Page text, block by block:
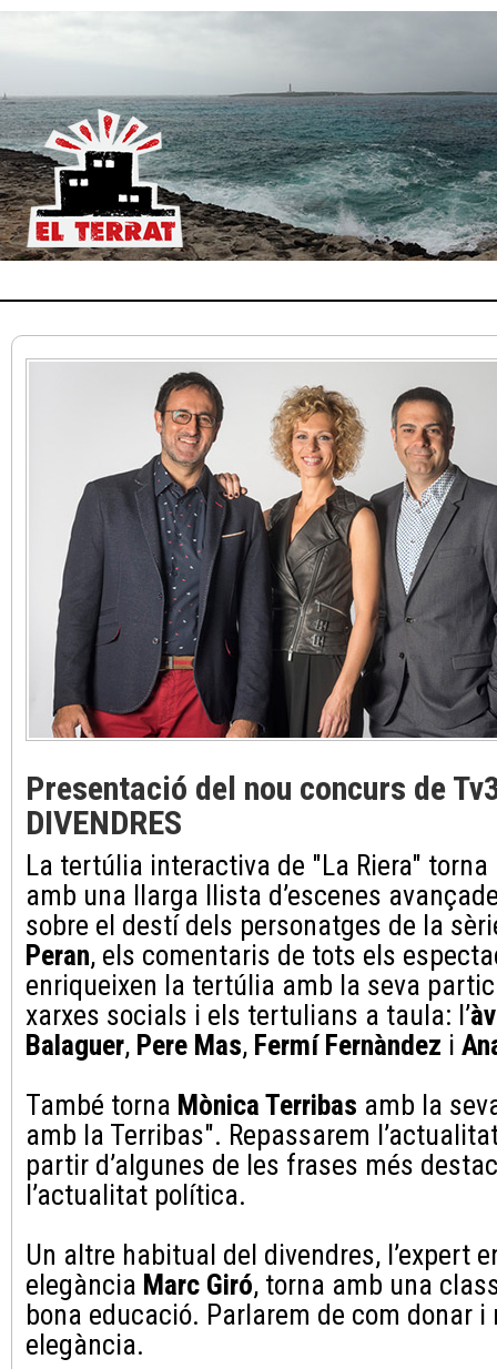
Presentació del nou concurs de
DIVENDRES
La tertúlia interactiva de "La Riera" torna
amb una llarga llista d’escenes
sobre el destí dels personatges de la
Peran, els comentaris de tots els
enriqueixen la tertúlia amb la seva
xarxes socials i els tertulians a taula: l’
Balaguer, Pere Mas, Fermí Fernàndez i
També torna Mònica Terribas amb la
amb la Terribas". Repassarem
partir d’algunes de les frases més
l’actualitat política.
Un altre habitual del divendres, l’expert
elegància Marc Giró, torna amb una
bona educació. Parlarem de com donar
elegància.